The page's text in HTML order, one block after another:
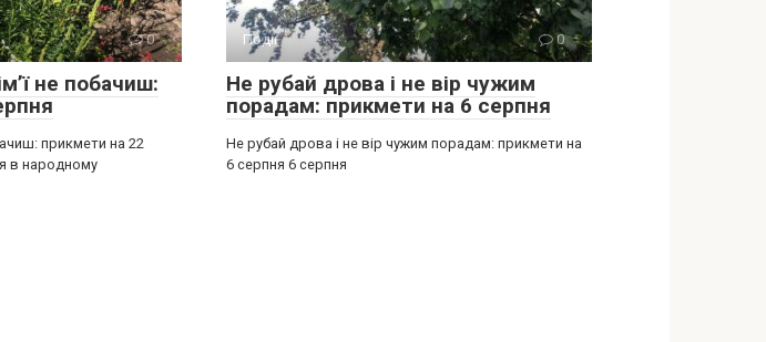
0
не побачиш:
прикмети на 22
в народному
Події 0
Не рубай дрова і не вір чужим
порадам: прикмети на 6 серпня
Не рубай дрова і не вір чужим порадам: прикмети на
6 серпня 6 серпня